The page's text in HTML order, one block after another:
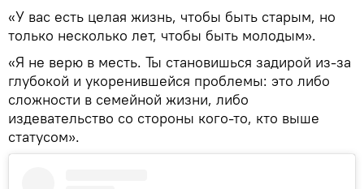
«У вас есть целая жизнь, чтобы быть старым, но
только несколько лет, чтобы быть молодым».
«Я не верю в месть. Ты становишься задирой из-за
глубокой и укоренившейся проблемы: это либо
сложности в семейной жизни, либо
издевательство со стороны кого-то, кто выше
статусом».